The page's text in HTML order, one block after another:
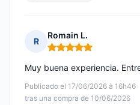
R
Romain L.
Nota: 5 de 5
Publicado el 17/06/2026 à 16h46
tras una compra de 10/06/2026
Muy buena experiencia.